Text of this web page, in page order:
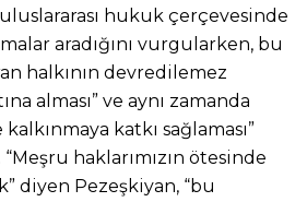
uluslararası hukuk çerçevesinde
aradığını vurgularken, bu
halkının devredilemez
alması” ve aynı zamanda
katkı sağlaması”
haklarımızın ötesinde
diyen Pezeşkiyan, “bu